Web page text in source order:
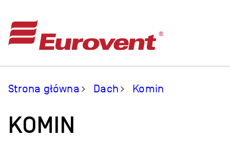
Strona główna Dach Komin
KOMIN